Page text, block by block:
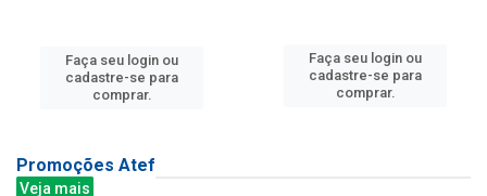
Faça seu login ou
cadastre-se para
comprar.
Faça seu login ou
cadastre-se para
comprar.
Promoções Atef
Veja mais